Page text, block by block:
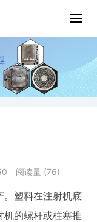
阅读量 (76)
。塑料在注射机底
机的螺杆或柱塞推